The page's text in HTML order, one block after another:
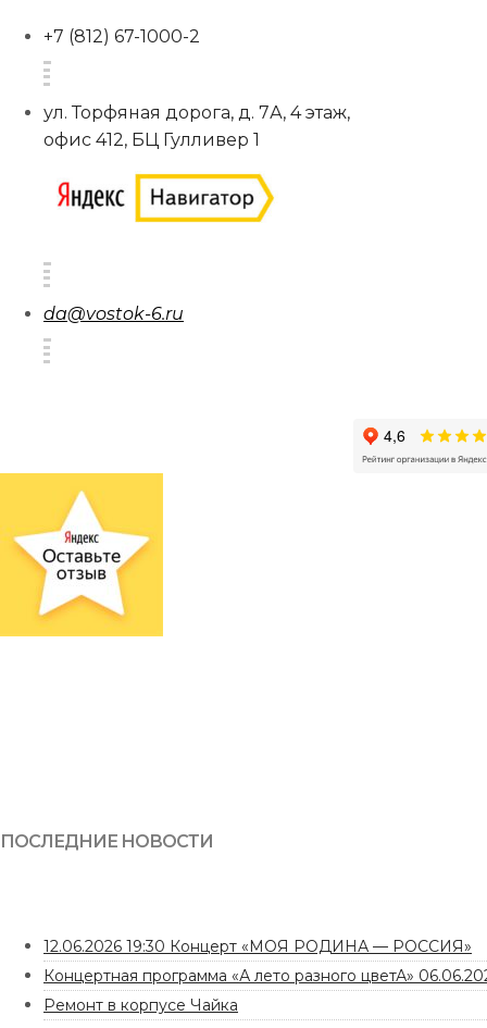
+7 (812) 67-1000-2
ул. Торфяная дорога, д. 7А, 4 этаж,
офис 412, БЦ Гулливер 1
da@vostok-6.ru
ПОСЛЕДНИЕ НОВОСТИ
12.06.2026 19:30 Концерт «МОЯ РОДИНА — РОССИЯ»
Концертная программа «А лето разного цветА»
Ремонт в корпусе Чайка